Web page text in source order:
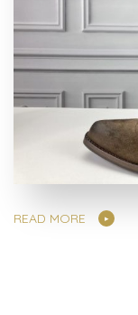
READ MORE